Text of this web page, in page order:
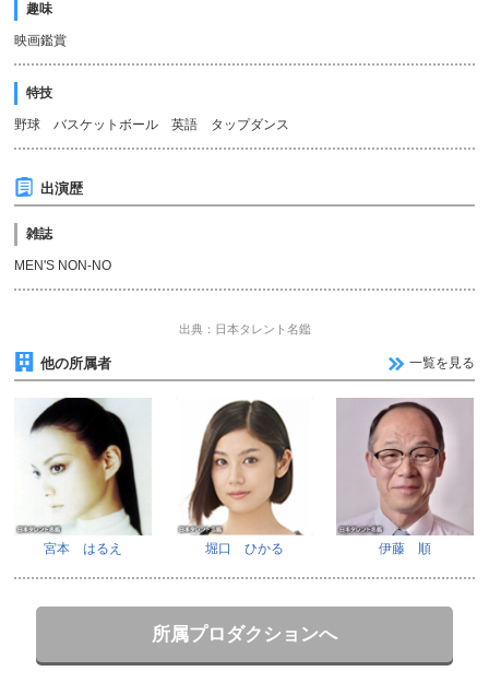
趣味
映画鑑賞
特技
野球 バスケットボール 英語 タップダンス
出演歴
雑誌
MEN'S NON-NO
出典：日本タレント名鑑
他の所属者 一覧を見る
宮本 はるえ 堀口 ひかる 伊藤 順
所属プロダクションへ